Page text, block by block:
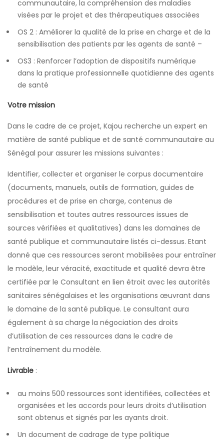
communautaire, la compréhension des maladies
visées par le projet et des thérapeutiques associées
OS 2 : Améliorer la qualité de la prise en charge et de la
sensibilisation des patients par les agents de santé –
OS3 : Renforcer l’adoption de dispositifs numérique
dans la pratique professionnelle quotidienne des agents
de santé
Votre mission
Dans le cadre de ce projet, Kajou recherche un expert en
matière de santé publique et de santé communautaire au
Sénégal pour assurer les missions suivantes :
Identifier, collecter et organiser le corpus documentaire
(documents, manuels, outils de formation, guides de
procédures et de prise en charge, contenus de
sensibilisation et toutes autres ressources issues de
sources vérifiées et qualitatives) dans les domaines de
santé publique et communautaire listés ci-dessus. Etant
donné que ces ressources seront mobilisées pour entraîner
le modèle, leur véracité, exactitude et qualité devra être
certifiée par le Consultant en lien étroit avec les autorités
sanitaires sénégalaises et les organisations œuvrant dans
le domaine de la santé publique. Le consultant aura
également à sa charge la négociation des droits
d’utilisation de ces ressources dans le cadre de
l’entraînement du modèle.
Livrable :
au moins 500 ressources sont identifiées, collectées et
organisées et les accords pour leurs droits d’utilisation
sont obtenus et signés par les ayants droit.
Un document de cadrage de type politique